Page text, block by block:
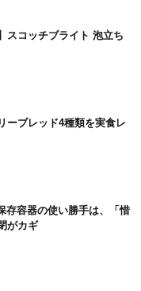
スコッチブライト 泡立ち
ーブレッド4種類を実食レ
存容器の使い勝手は、「惜
がカギ